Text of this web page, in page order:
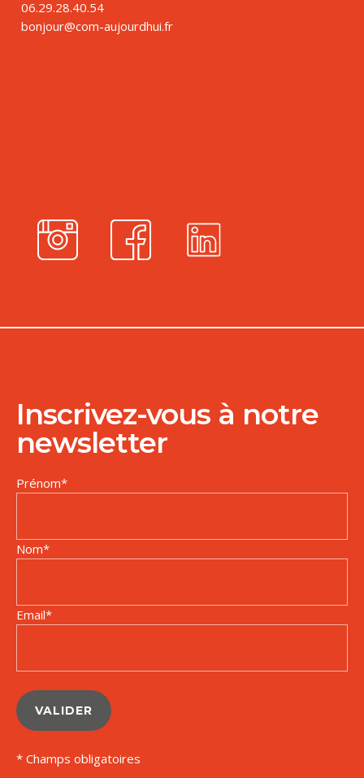
06.29.28.40.54
bonjour@com-aujourdhui.fr
Inscrivez-vous à notre
newsletter
Prénom*
Nom*
Email*
VALIDER
* Champs obligatoires